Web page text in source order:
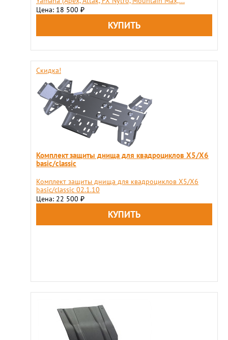
Цена: 18 500 ₽
Скидка!
Комплект защиты днища для квадроциклов X5/X6
basic/classic
Комплект защиты днища для квадроциклов X5/X6
basic/classic 02.1.10
Цена: 22 500 ₽